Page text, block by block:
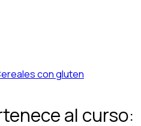
con gluten
al curso: